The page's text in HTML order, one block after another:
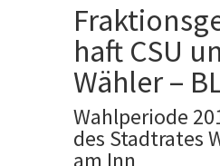
haft CSU
Wähler –
Wahlperiode
des Stadtrates
am Inn